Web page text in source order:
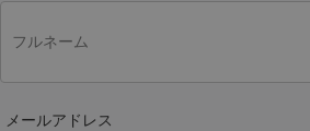
メールアドレス